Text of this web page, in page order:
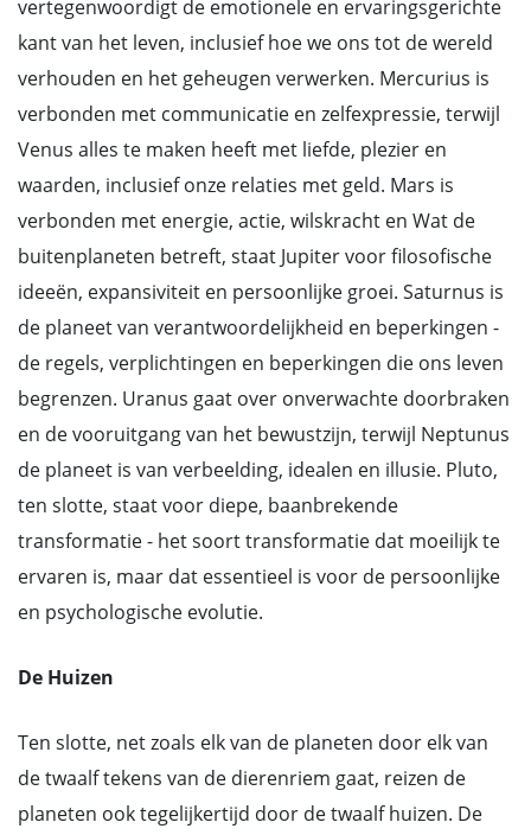
vertegenwoordigt de emotionele en ervaringsgerichte
kant van het leven, inclusief hoe we ons tot de wereld
verhouden en het geheugen verwerken. Mercurius is
verbonden met communicatie en zelfexpressie, terwijl
Venus alles te maken heeft met liefde, plezier en
waarden, inclusief onze relaties met geld. Mars is
verbonden met energie, actie, wilskracht en Wat de
buitenplaneten betreft, staat Jupiter voor filosofische
ideeën, expansiviteit en persoonlijke groei. Saturnus is
de planeet van verantwoordelijkheid en beperkingen -
de regels, verplichtingen en beperkingen die ons leven
begrenzen. Uranus gaat over onverwachte doorbraken
en de vooruitgang van het bewustzijn, terwijl Neptunus
de planeet is van verbeelding, idealen en illusie. Pluto,
ten slotte, staat voor diepe, baanbrekende
transformatie - het soort transformatie dat moeilijk te
ervaren is, maar dat essentieel is voor de persoonlijke
en psychologische evolutie.
De Huizen
Ten slotte, net zoals elk van de planeten door elk van
de twaalf tekens van de dierenriem gaat, reizen de
planeten ook tegelijkertijd door de twaalf huizen. De